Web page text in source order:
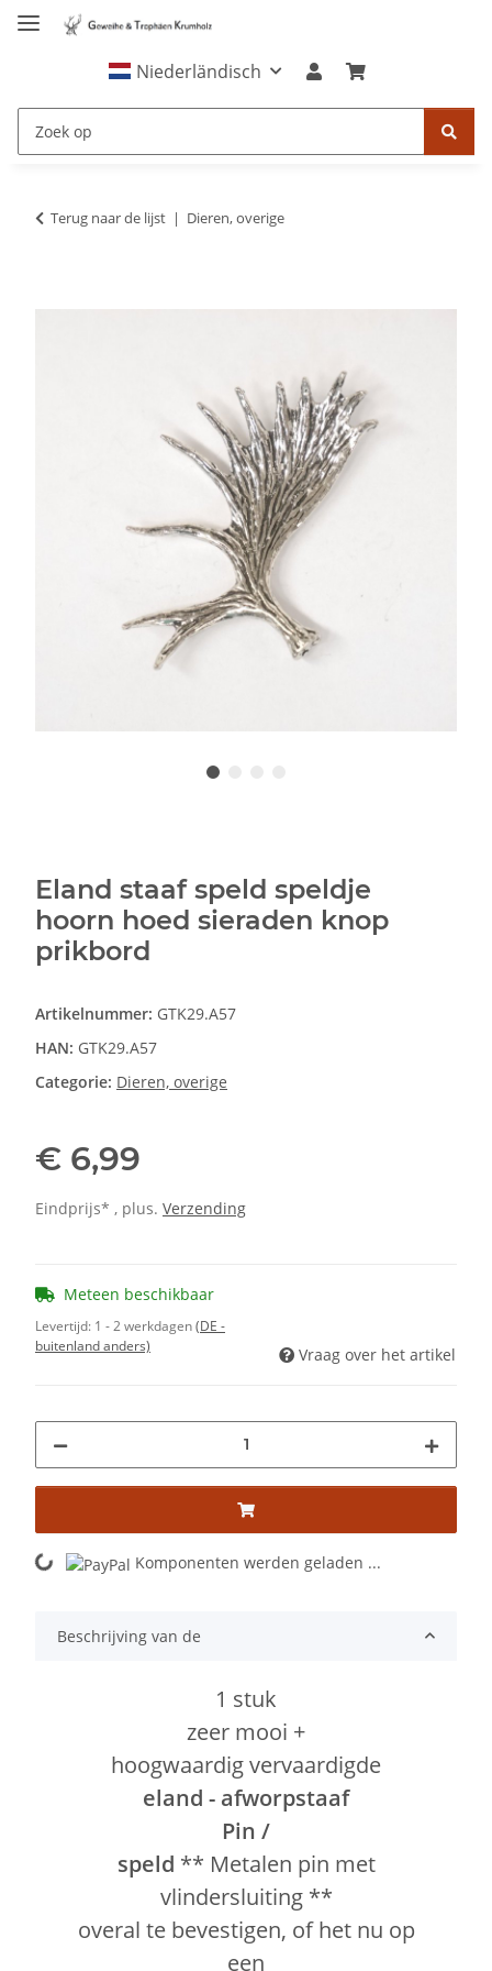
Niederländisch
Terug naar de lijst Dieren, overige
Eland staaf speld speldje
hoorn hoed sieraden knop
prikbord
Artikelnummer: GTK29.A57
HAN: GTK29.A57
Categorie: Dieren, overige
€ 6,99
Eindprijs* , plus. Verzending
Meteen beschikbaar
Levertijd: 1 - 2 werkdagen(DE -
buitenland anders)
Vraag over het artikel
Loading... Komponenten werden geladen ...
Beschrijving van de
1 stuk
zeer mooi +
hoogwaardig vervaardigde
eland - afworpstaaf
Pin /
speld ** Metalen pin met
vlindersluiting **
overal te bevestigen, of het nu op
een